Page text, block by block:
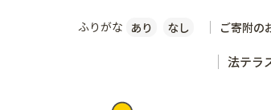
ふりがな あり なし ご寄附の
法テラ